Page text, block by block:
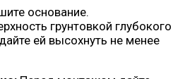
основание.
грунтовкой глубокого
ей высохнуть не менее